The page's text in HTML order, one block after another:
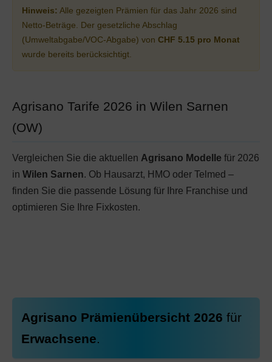
Hinweis: Alle gezeigten Prämien für das Jahr 2026 sind
Netto-Beträge. Der gesetzliche Abschlag
(Umweltabgabe/VOC-Abgabe) von CHF 5.15 pro Monat
wurde bereits berücksichtigt.
Agrisano Tarife 2026 in Wilen Sarnen
(OW)
Vergleichen Sie die aktuellen Agrisano Modelle für 2026
in Wilen Sarnen. Ob Hausarzt, HMO oder Telmed –
finden Sie die passende Lösung für Ihre Franchise und
optimieren Sie Ihre Fixkosten.
Agrisano Prämienübersicht 2026 für
Erwachsene.